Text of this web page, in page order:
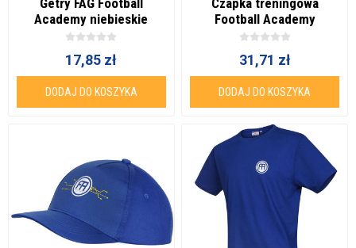
Getry FAG Football
Academy niebieskie
17,85 zł
DODAJ DO KOSZYKA
Czapka treningowa
Football Academy
31,71 zł
DODAJ DO KOSZYKA